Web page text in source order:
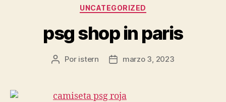
Categorías
UNCATEGORIZED
psg shop in paris
Autor
entrada
Por istern
Fecha
entrada
marzo 3, 2023